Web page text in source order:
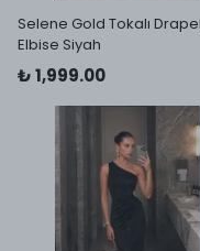
Selene Gold Tokalı
Elbise Siyah
₺ 1,999.00